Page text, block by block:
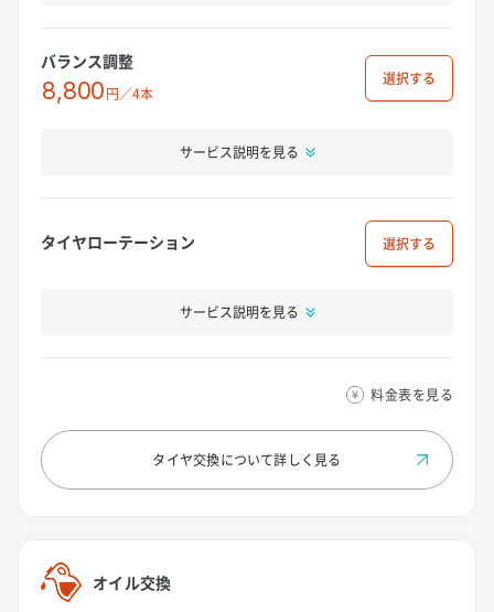
バランス調整
8,800円／4本
選択
サービス説明を見る
タイヤローテーション 選択
サービス説明を見る
料金表を見る
タイヤ交換について詳しく見る
オイル交換